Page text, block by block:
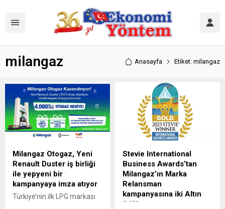
milangaz Anasayfa Etiket: milangaz
Milangaz Otogaz, Yeni
Renault Duster iş birliği
ile yepyeni bir
kampanyaya imza atıyor
Türkiye’nin ilk LPG markası
Stevie International
Business Awards’tan
Milangaz’ın Marka
Relansman
kampanyasına iki Altın
ödül